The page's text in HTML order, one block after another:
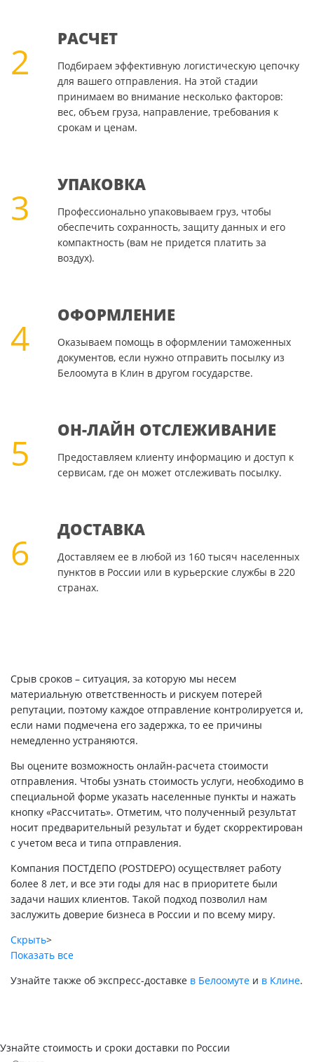
2
РАСЧЕТ
Подбираем эффективную логистическую цепочку
для вашего отправления. На этой стадии
принимаем во внимание несколько факторов:
вес, объем груза, направление, требования к
срокам и ценам.
3
УПАКОВКА
Профессионально упаковываем груз, чтобы
обеспечить сохранность, защиту данных и его
компактность (вам не придется платить за
воздух).
4
ОФОРМЛЕНИЕ
Оказываем помощь в оформлении таможенных
документов, если нужно отправить посылку из
Белоомута в Клин в другом государстве.
5
ОН-ЛАЙН ОТСЛЕЖИВАНИЕ
Предоставляем клиенту информацию и доступ к
сервисам, где он может отслеживать посылку.
6
ДОСТАВКА
Доставляем ее в любой из 160 тысяч населенных
пунктов в России или в курьерские службы в 220
странах.
Срыв сроков – ситуация, за которую мы несем
материальную ответственность и рискуем потерей
репутации, поэтому каждое отправление контролируется и,
если нами подмечена его задержка, то ее причины
немедленно устраняются.
Вы оцените возможность онлайн-расчета стоимости
отправления. Чтобы узнать стоимость услуги, необходимо в
специальной форме указать населенные пункты и нажать
кнопку «Рассчитать». Отметим, что полученный результат
носит предварительный результат и будет скорректирован
с учетом веса и типа отправления.
Компания ПОСТДЕПО (POSTDEPO) осуществляет работу
более 8 лет, и все эти годы для нас в приоритете были
задачи наших клиентов. Такой подход позволил нам
заслужить доверие бизнеса в России и по всему миру.
Скрыть>
Показать все
Узнайте также об экспресс-доставке в Белоомуте и в Клине.
Узнайте стоимость и сроки доставки по России